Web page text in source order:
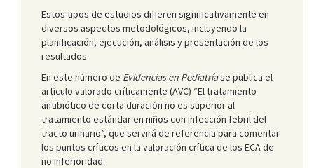
Estos tipos de estudios difieren significativamente en
diversos aspectos metodológicos, incluyendo la
planificación, ejecución, análisis y presentación de los
resultados.
En este número de Evidencias en Pediatríase publica el
artículo valorado críticamente (AVC) “El tratamiento
antibiótico de corta duración no es superior al
tratamiento estándar en niños con infección febril del
tracto urinario”, que servirá de referencia para comentar
los puntos críticos en la valoración crítica de los ECA de
no inferioridad.